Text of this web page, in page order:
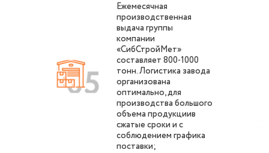
Ежемесячная
производственная
выдача группы
компании
«СибСтройМет»
составляет 800-1000
тонн. Логистика завода
организована
оптимально, для
производства большого
объема продукциив
сжатые сроки и с
соблюдением графика
поставки;